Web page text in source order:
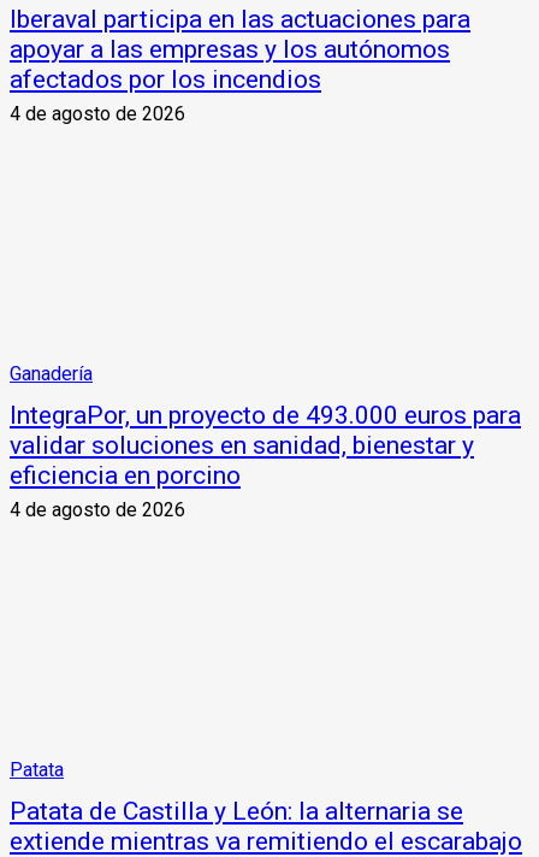
Iberaval participa en las actuaciones para
apoyar a las empresas y los autónomos
afectados por los incendios
4 de agosto de 2026
Ganadería
IntegraPor, un proyecto de 493.000 euros para
validar soluciones en sanidad, bienestar y
eficiencia en porcino
4 de agosto de 2026
Patata
Patata de Castilla y León: la alternaria se
extiende mientras va remitiendo el escarabajo